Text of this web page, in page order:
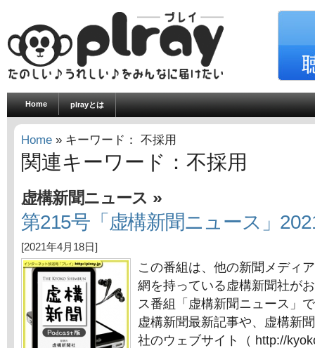
Home plrayとは
Home » キーワード： 不採用
関連キーワード：不採用
虚構新聞ニュース »
第215号「虚構新聞ニュース」
[2021年4月18日]
この番組は、他の新聞メディ
網を持っている虚構新聞社が
ス番組「虚構新聞ニュース」
虚構新聞最新記事や、虚構新
社のウェブサイト（ http://